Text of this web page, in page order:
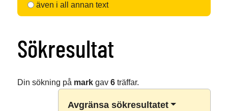
även i all annan text
Sökresultat
Din sökning på markgav 6träffar.
Avgränsa sökresultatet